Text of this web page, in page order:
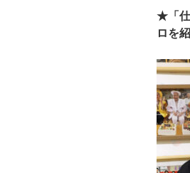
★「
ロを